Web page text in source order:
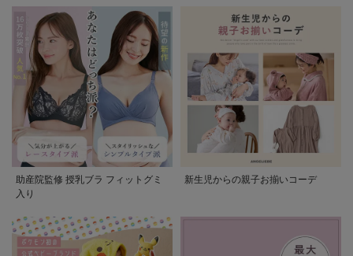
助産院監修 授乳ブラ フィットグミ
入り
新生児からの親子お揃いコーデ